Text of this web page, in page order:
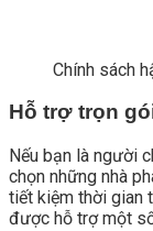
Chính sách
Hỗ trợ trọn
Nếu bạn là người
chọn những nhà
tiết kiệm thời gian
được hỗ trợ một